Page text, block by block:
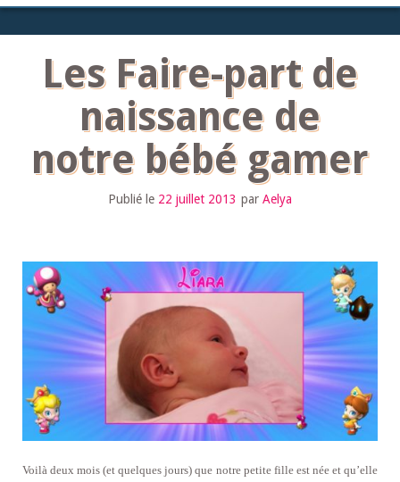
Les Faire-part de
naissance de
notre bébé gamer
Publié le 22 juillet 2013 par Aelya
Voilà deux mois (et quelques jours) que notre petite fille est née et qu’elle